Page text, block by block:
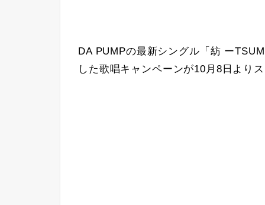
DA PUMPの最新シングル「紡 ー
した歌唱キャンペーンが10月8日より